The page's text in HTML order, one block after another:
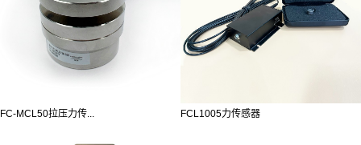
FC-MCL50拉压力传... FCL1005力传感器